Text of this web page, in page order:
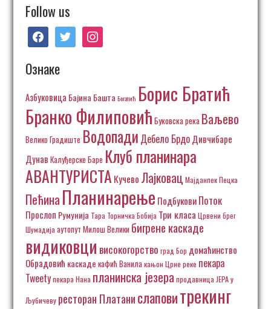
Follow us
facebooktwitter instagram
Ознаке
Азбуковица Бајина Башта Богатић Борис Братић
Бранко Филиповић Буковска река Ваљево
Велико Градиште Водопади Дебело БрдоДивчибаре
Дунав Калуђерске Баре Клуб планинара
АВАНТУРИСТА Кучево Лајковац Мајданпек Пецка
Пећина Планинарење ПодбуковиПоток
Прослоп Румунија Тара Торничка Бобија Три класа Црвени брег
Шумадија аутопут Милош Велики бигрене каскаде
видиковци високогорство град Бор домаћинство
Обрадовић каскаде кафић Ванила кањон Црне реке пекара
Tweetyпекара Нана планинска језера продавница ЈЕРА у
Љубичеву ресторан Платанислаповитрекинг